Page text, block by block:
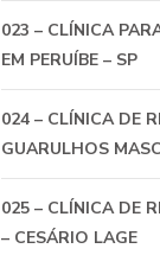
023 – CLÍNICA
EM PERUÍBE – SP
024 – CLÍNICA DE
GUARULHOS
025 – CLÍNICA DE
– CESÁRIO LAGE